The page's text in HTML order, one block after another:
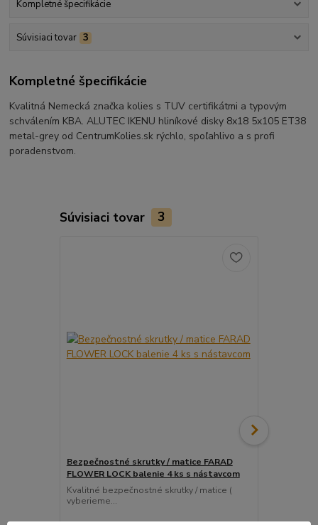
Kompletné špecifikácie
Súvisiaci tovar 3
Kompletné špecifikácie
Kvalitná Nemecká značka kolies s TUV certifikátmi a typovým
schválením KBA. ALUTEC IKENU hliníkové disky 8x18 5x105 ET38
metal-grey od CentrumKolies.sk rýchlo, spoľahlivo a s profi
poradenstvom.
Súvisiaci tovar 3
Bezpečnostné skrutky / matice FARAD
FLOWER LOCK balenie 4 ks s nástavcom
Kvalitné bezpečnostné skrutky / matice (
vyberieme...